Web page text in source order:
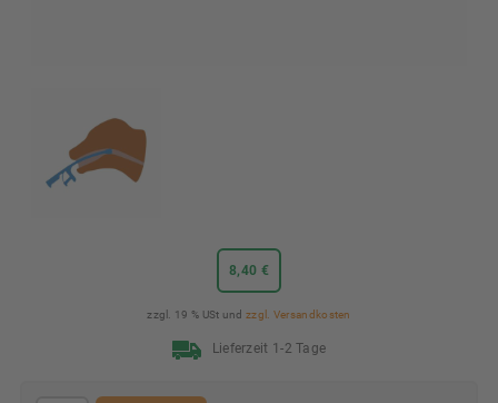
8,40 €
zzgl. 19 % USt und zzgl. Versandkosten
Lieferzeit 1-2 Tage